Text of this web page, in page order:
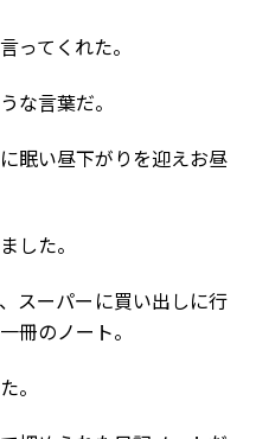
ってくれた。
な言葉だ。
眠い昼下がりを迎えお昼
した。
スーパーに買い出しに行
冊のノート。
。